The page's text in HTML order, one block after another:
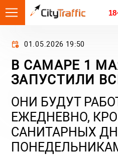
01.05.2026 19:50
В САМАРЕ 1
ЗАПУСТИЛИ
ОНИ БУДУТ
ЕЖЕДНЕВНО,
САНИТАРНЫХ